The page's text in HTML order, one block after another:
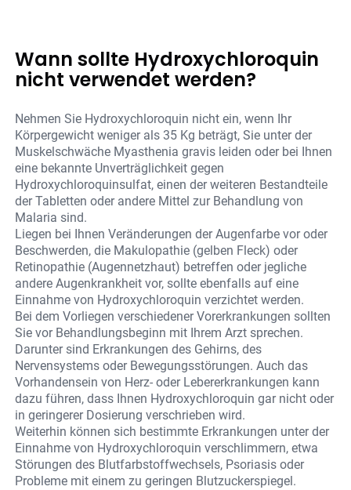
Wann sollte Hydroxychloroquin
nicht verwendet werden?
Nehmen Sie Hydroxychloroquin nicht ein, wenn Ihr
Körpergewicht weniger als 35 Kg beträgt, Sie unter der
Muskelschwäche Myasthenia gravis leiden oder bei Ihnen
eine bekannte Unverträglichkeit gegen
Hydroxychloroquinsulfat, einen der weiteren Bestandteile
der Tabletten oder andere Mittel zur Behandlung von
Malaria sind.
Liegen bei Ihnen Veränderungen der Augenfarbe vor oder
Beschwerden, die Makulopathie (gelben Fleck) oder
Retinopathie (Augennetzhaut) betreffen oder jegliche
andere Augenkrankheit vor, sollte ebenfalls auf eine
Einnahme von Hydroxychloroquin verzichtet werden.
Bei dem Vorliegen verschiedener Vorerkrankungen sollten
Sie vor Behandlungsbeginn mit Ihrem Arzt sprechen.
Darunter sind Erkrankungen des Gehirns, des
Nervensystems oder Bewegungsstörungen. Auch das
Vorhandensein von Herz- oder Lebererkrankungen kann
dazu führen, dass Ihnen Hydroxychloroquin gar nicht oder
in geringerer Dosierung verschrieben wird.
Weiterhin können sich bestimmte Erkrankungen unter der
Einnahme von Hydroxychloroquin verschlimmern, etwa
Störungen des Blutfarbstoffwechsels, Psoriasis oder
Probleme mit einem zu geringen Blutzuckerspiegel.